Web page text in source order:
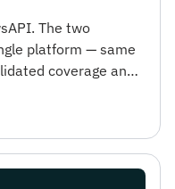
The two
platform — same
coverage and